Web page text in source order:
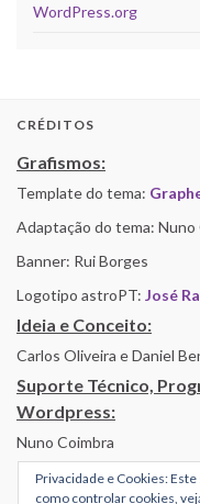
WordPress.org
CRÉDITOS
Grafismos:
Template do tema:
Adaptação do tema: Nuno
Banner: Rui Borges
Logotipo astroPT: José
Ideia e Conceito:
Carlos Oliveira e Daniel
Suporte Técnico,
Wordpress:
Nuno Coimbra
Privacidade e Cookies:
como controlar cookies,